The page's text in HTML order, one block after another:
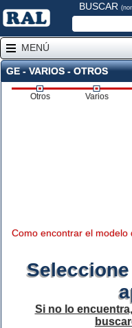
BUSCAR
MENÚ
GE - VARIOS - OTROS
Otros Varios
Como encontrar el modelo
Si no lo